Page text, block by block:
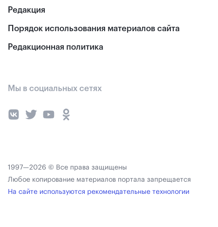
Редакция
Порядок использования материалов сайта
Редакционная политика
Мы в социальных сетях
1997—2026 © Все права защищены
Любое копирование материалов портала запрещается
На сайте используются рекомендательные технологии